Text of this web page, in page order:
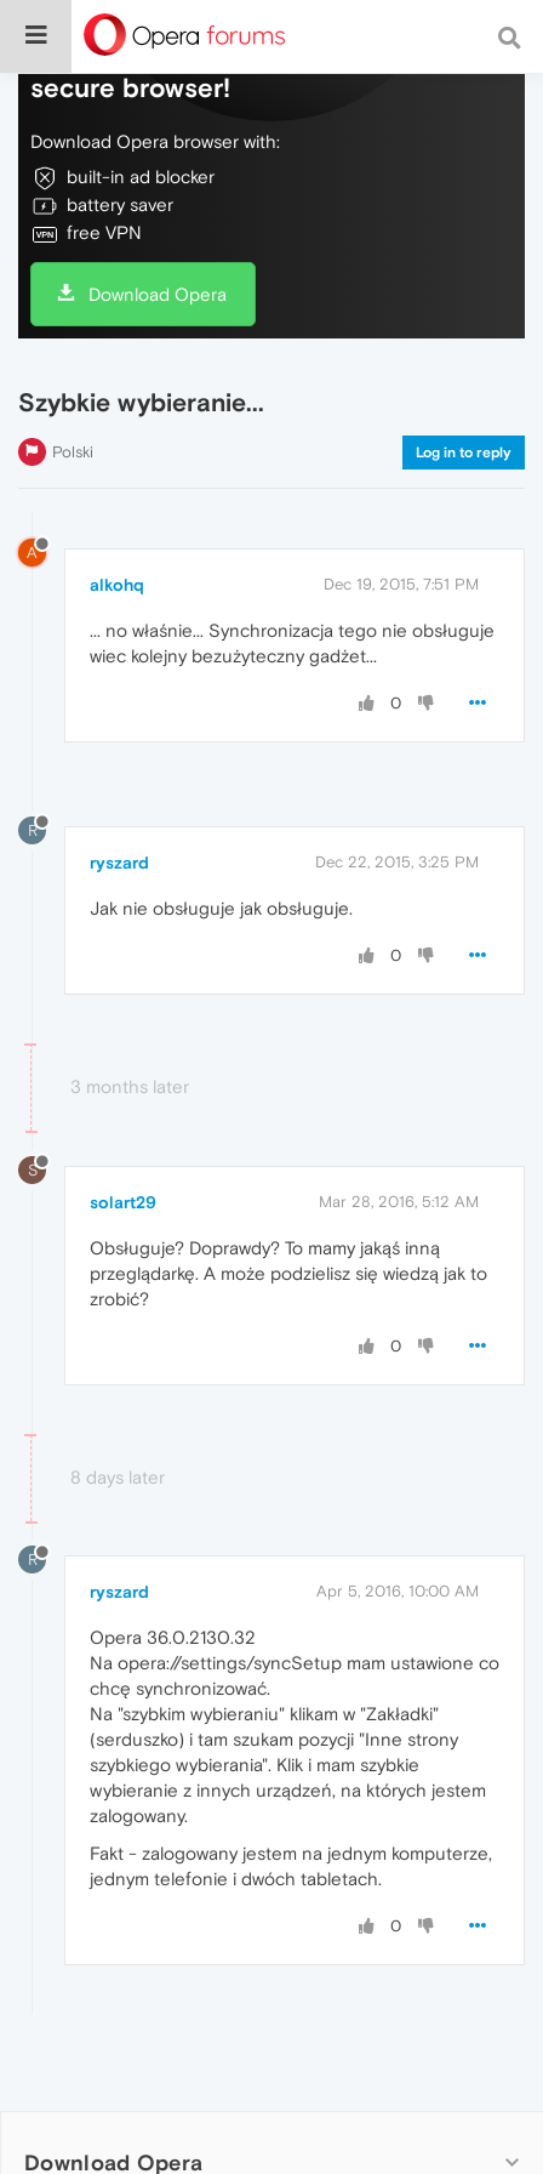
Do more on the web, with a fast and
secure browser!
Download Opera browser with:
built-in ad blocker
battery saver
free VPN
Download Opera
Szybkie wybieranie...
Polski Log in to reply
A
alkohq Dec 19, 2015, 7:51 PM
... no właśnie... Synchronizacja tego nie obsługuje
wiec kolejny bezużyteczny gadżet...
0
R
ryszard Dec 22, 2015, 3:25 PM
Jak nie obsługuje jak obsługuje.
0
3 months later
S
solart29 Mar 28, 2016, 5:12 AM
Obsługuje? Doprawdy? To mamy jakąś inną
przeglądarkę. A może podzielisz się wiedzą jak to
zrobić?
0
8 days later
R
ryszard Apr 5, 2016, 10:00 AM
Opera 36.0.2130.32
Na opera://settings/syncSetup mam ustawione co
chcę synchronizować.
Na "szybkim wybieraniu" klikam w "Zakładki"
(serduszko) i tam szukam pozycji "Inne strony
szybkiego wybierania". Klik i mam szybkie
wybieranie z innych urządzeń, na których jestem
zalogowany.
Fakt - zalogowany jestem na jednym komputerze,
jednym telefonie i dwóch tabletach.
0
Download Opera